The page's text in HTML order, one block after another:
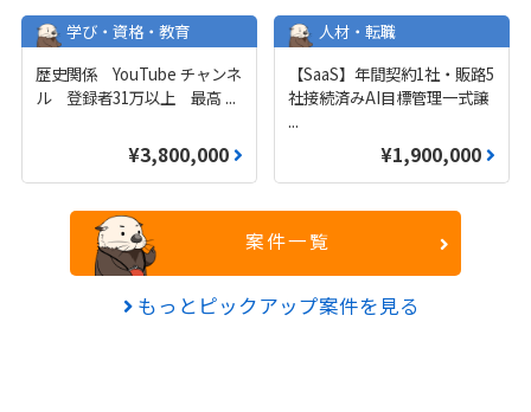
学び・資格・教育
歴史関係 YouTube チャンネ
ル 登録者31万以上 最高 ...
¥3,800,000
人材・転職
【SaaS】年間契約1社・販路5
社接続済みAI目標管理一式譲
...
¥1,900,000
案件一覧
もっとピックアップ案件を見る